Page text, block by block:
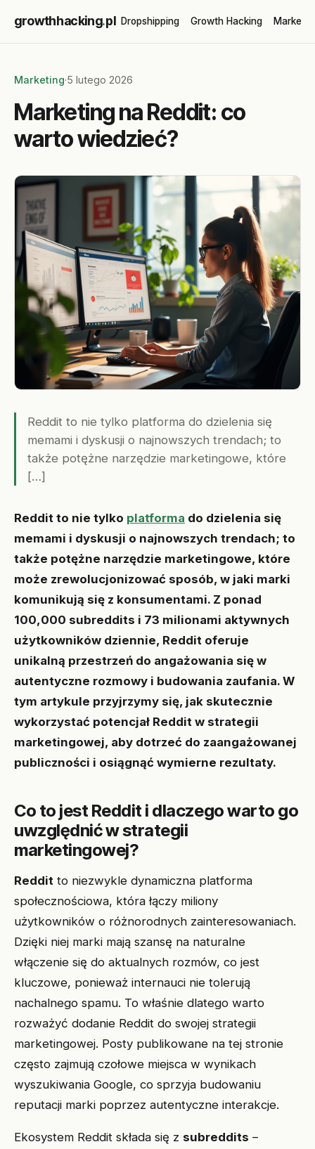
growthhacking.pl Dropshipping Growth Hacking
Marketing·5 lutego 2026
Marketing na Reddit: co
warto wiedzieć?
Reddit to nie tylko platforma do dzielenia się
memami i dyskusji o najnowszych trendach; to
także potężne narzędzie marketingowe, które
[…]
Reddit to nie tylko platforma do dzielenia się
memami i dyskusji o najnowszych trendach; to
także potężne narzędzie marketingowe, które
może zrewolucjonizować sposób, w jaki marki
komunikują się z konsumentami. Z ponad
100,000 subreddits i 73 milionami aktywnych
użytkowników dziennie, Reddit oferuje
unikalną przestrzeń do angażowania się w
autentyczne rozmowy i budowania zaufania. W
tym artykule przyjrzymy się, jak skutecznie
wykorzystać potencjał Reddit w strategii
marketingowej, aby dotrzeć do zaangażowanej
publiczności i osiągnąć wymierne rezultaty.
Co to jest Reddit i dlaczego warto go
uwzględnić w strategii
marketingowej?
Reddit to niezwykle dynamiczna platforma
społecznościowa, która łączy miliony
użytkowników o różnorodnych zainteresowaniach.
Dzięki niej marki mają szansę na naturalne
włączenie się do aktualnych rozmów, co jest
kluczowe, ponieważ internauci nie tolerują
nachalnego spamu. To właśnie dlatego warto
rozważyć dodanie Reddit do swojej strategii
marketingowej. Posty publikowane na tej stronie
często zajmują czołowe miejsca w wynikach
wyszukiwania Google, co sprzyja budowaniu
reputacji marki poprzez autentyczne interakcje.
Ekosystem Reddit składa się z subreddits –